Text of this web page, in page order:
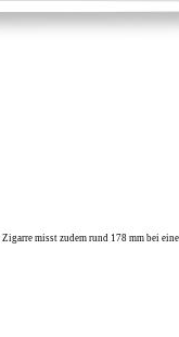
misst zudem rund 178 mm bei